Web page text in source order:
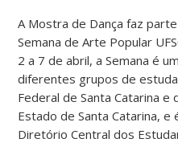
A Mostra de Dança faz
Semana de Arte Popular
2 a 7 de abril, a Semana é
diferentes grupos de
Federal de Santa Catarina e
Estado de Santa Catarina, e
Diretório Central dos